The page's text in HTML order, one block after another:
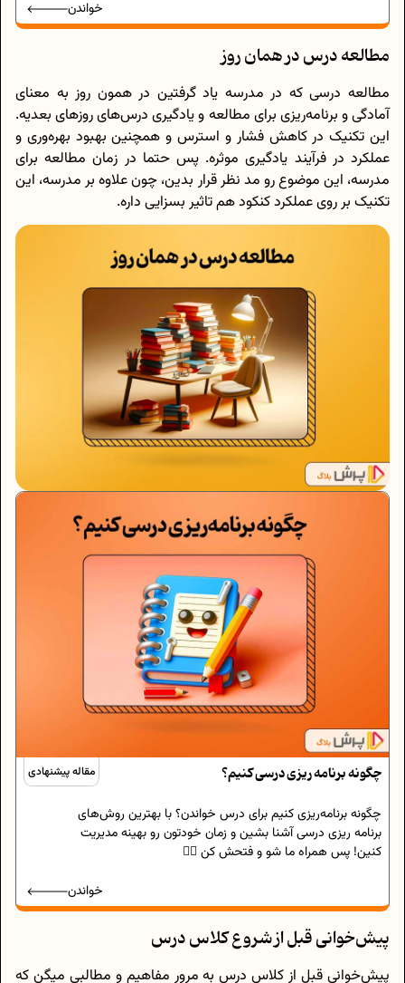
خواندن
مطالعه درس در همان روز
مطالعه درسی که در مدرسه یاد گرفتین در همون روز به معنای
آمادگی و برنامه‌ریزی برای مطالعه و یادگیری درس‌های روزهای بعدیه.
این تکنیک در کاهش فشار و استرس و همچنین بهبود بهره‌وری و
عملکرد در فرآیند یادگیری موثره. پس حتما در زمان مطالعه برای
مدرسه، این موضوع رو مد نظر قرار بدین، چون علاوه بر مدرسه، این
تکنیک بر روی عملکرد کنکود هم تاثیر بسزایی داره.
مقاله پیشنهادی چگونه برنامه‌ ریزی درسی کنیم؟
چگونه برنامه‌ریزی کنیم برای درس خواندن؟ با بهترین روش‌های
برنامه‌ ریزی درسی آشنا بشین و زمان خودتون رو بهینه مدیریت
کنین! پس همراه ما شو و فتحش کن 🏴‍☠️
خواندن
پیش‌خوانی قبل از شروع کلاس درس
پیش‌خوانی قبل از کلاس درس به مرور مفاهیم و مطالبی میگن که